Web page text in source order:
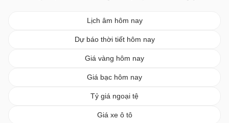
Lịch âm hôm nay
Dự báo thời tiết hôm nay
Giá vàng hôm nay
Giá bạc hôm nay
Tỷ giá ngoại tệ
Giá xe ô tô